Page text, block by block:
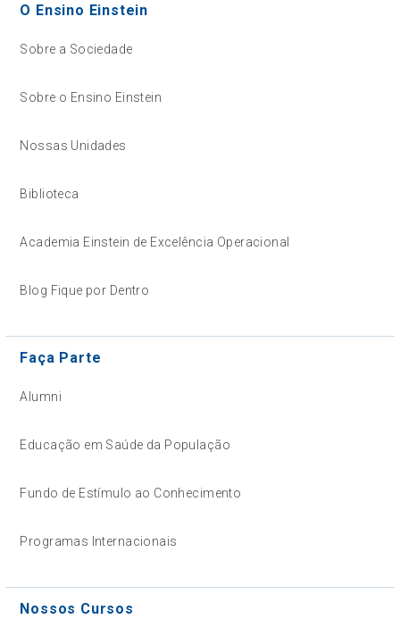
O Ensino Einstein
Sobre a Sociedade
Sobre o Ensino Einstein
Nossas Unidades
Biblioteca
Academia Einstein de Excelência Operacional
Blog Fique por Dentro
Faça Parte
Alumni
Educação em Saúde da População
Fundo de Estímulo ao Conhecimento
Programas Internacionais
Nossos Cursos